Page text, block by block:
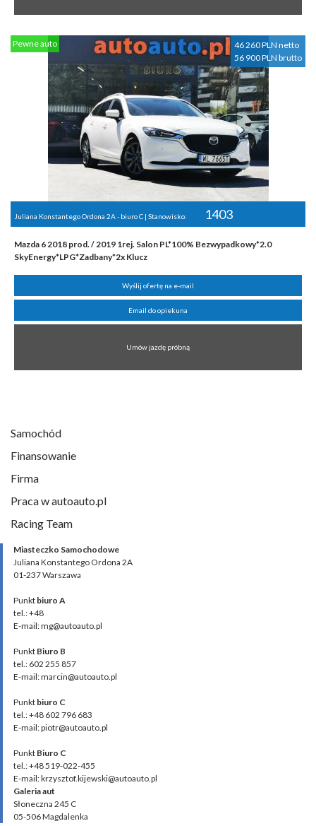
46 260 PLN netto
56 900 PLN brutto
Pewne auto
Juliana Konstantego Ordona 2A - biuro C | Stanowisko: 1403
Mazda 6 2018 prod. / 2019 1rej. Salon PL*100% Bezwypadkowy*2.0
SkyEnergy*LPG*Zadbany*2x Klucz
Wyślij ofertę na e-mail
Email do opiekuna
Umów jazdę próbną
Samochód
Finansowanie
Firma
Praca w autoauto.pl
Racing Team
Miasteczko Samochodowe
Juliana Konstantego Ordona 2A
01-237 Warszawa
Punkt biuro A
tel.: +48
E-mail: mg@autoauto.pl
Punkt Biuro B
tel.: 602 255 857
E-mail: marcin@autoauto.pl
Punkt biuro C
tel.: +48 602 796 683
E-mail: piotr@autoauto.pl
Punkt Biuro C
tel.: +48 519-022-455
E-mail: krzysztof.kijewski@autoauto.pl
Galeria aut
Słoneczna 245 C
05-506 Magdalenka